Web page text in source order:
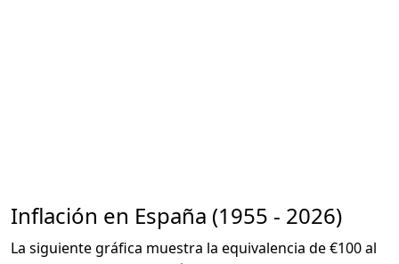
Inflación en España (1955 - 2026)
La siguiente gráfica muestra la equivalencia de €100 al